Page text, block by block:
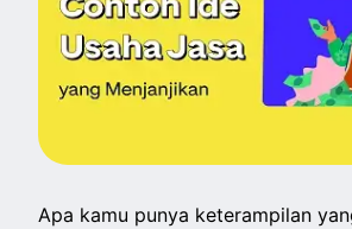
Apa kamu punya keterampilan